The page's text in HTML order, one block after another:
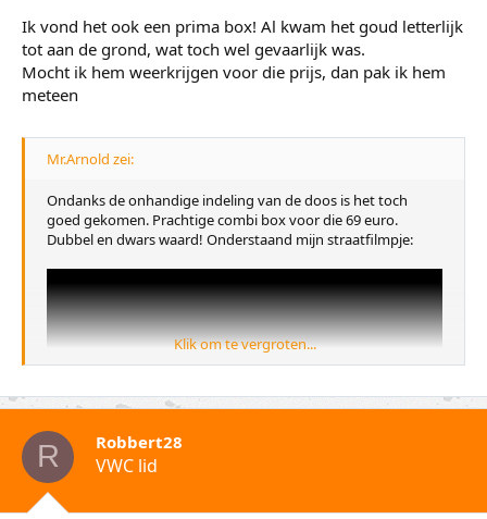
Ik vond het ook een prima box! Al kwam het goud letterlijk
tot aan de grond, wat toch wel gevaarlijk was.
Mocht ik hem weerkrijgen voor die prijs, dan pak ik hem
meteen
Mr.Arnold zei:
Ondanks de onhandige indeling van de doos is het toch
goed gekomen. Prachtige combi box voor die 69 euro.
Dubbel en dwars waard! Onderstaand mijn straatfilmpje:
Klik om te vergroten...
R Robbert28
VWC lid